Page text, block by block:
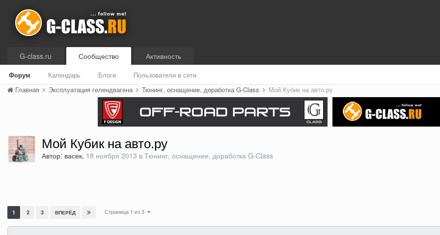
G-class.ru Сообщество
Форум Календарь Блоги Пользователи в сети
Активность
Главная Эксплуатация гелендвагена Тюнинг, оснащение, доработка G-Class Мой Кубик на авто.ру
Мой Кубик на авто.ру
Автор: васек, 18 ноября 2013 в Тюнинг, оснащение, доработка G-Class
1 2 3 ВПЕРЁД Страница 1 из 3